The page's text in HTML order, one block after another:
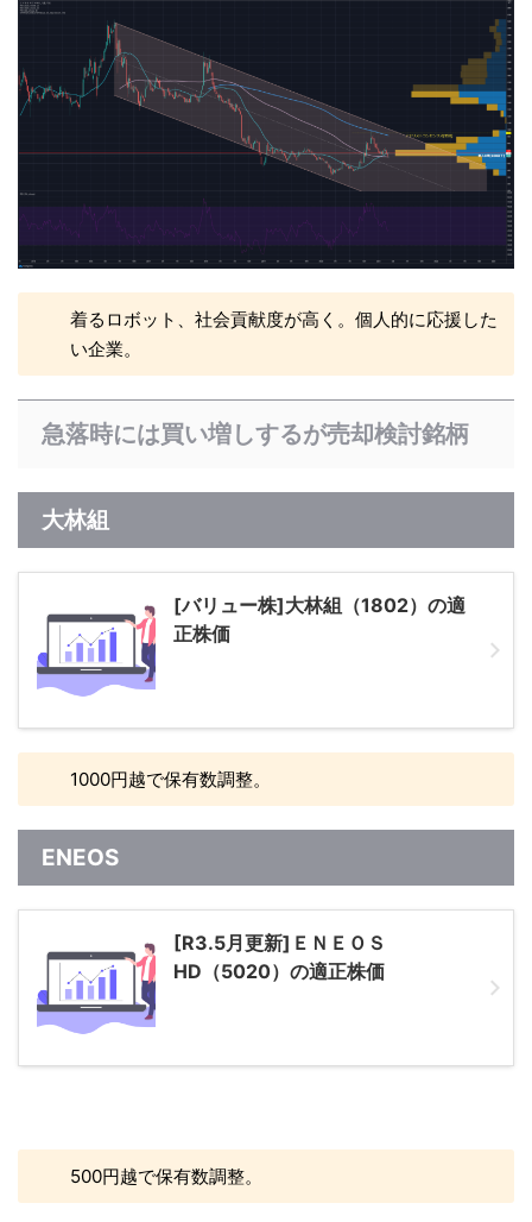
着るロボット、社会貢献度が高く。個人的に応援した
い企業。
急落時には買い増しするが売却検討銘柄
大林組
[バリュー株]大林組（1802）の適
正株価
1000円越で保有数調整。
ENEOS
[R3.5月更新]ＥＮＥＯＳ
HD（5020）の適正株価
500円越で保有数調整。